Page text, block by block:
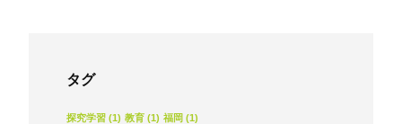
タグ
探究学習 (1) 教育 (1) 福岡 (1)